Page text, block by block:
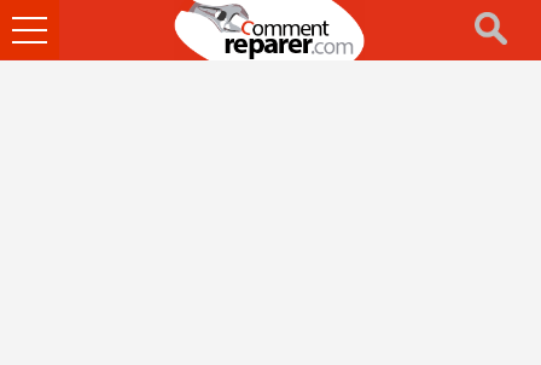
Ouvrir
le